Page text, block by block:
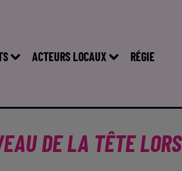
ACTEURS LOCAUX RÉGIE
DE LA TÊTE LORS